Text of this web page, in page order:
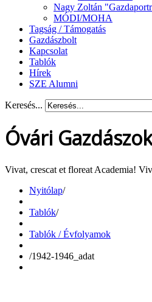
Nagy Zoltán
MÓDI/MOHA
Tagság / Támogatás
Gazdászbolt
Kapcsolat
Tablók
Hírek
SZE Alumni
Keresés...
Óvári
Vivat, crescat et floreat Academia!
Nyitólap/
Tablók/
Tablók / Évfolyamok
/1942-1946_adat